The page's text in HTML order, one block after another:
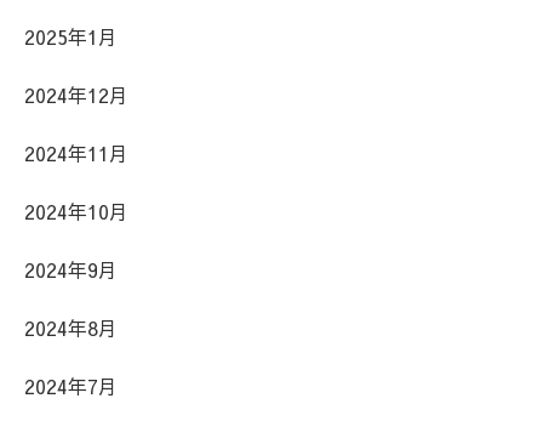
2025年1月
2024年12月
2024年11月
2024年10月
2024年9月
2024年8月
2024年7月